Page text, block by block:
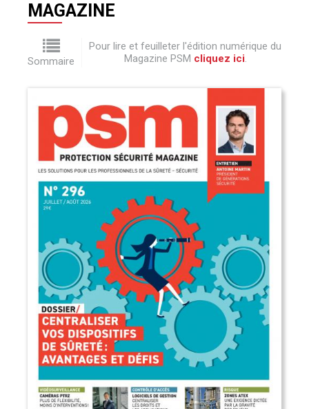
MAGAZINE
Sommaire
Pour lire et feuilleter l'édition numérique du
Magazine PSM cliquez ici.